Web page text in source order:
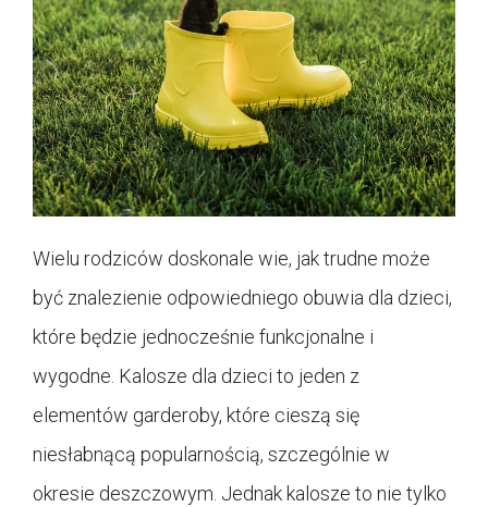
Wielu rodziców doskonale wie, jak trudne może
być znalezienie odpowiedniego obuwia dla dzieci,
które będzie jednocześnie funkcjonalne i
wygodne. Kalosze dla dzieci to jeden z
elementów garderoby, które cieszą się
niesłabnącą popularnością, szczególnie w
okresie deszczowym. Jednak kalosze to nie tylko